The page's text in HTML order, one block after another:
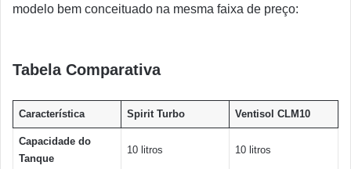
modelo bem conceituado na mesma faixa de preço:
Tabela Comparativa
Característica Spirit Turbo Ventisol CLM10
Capacidade do
Tanque
10 litros 10 litros